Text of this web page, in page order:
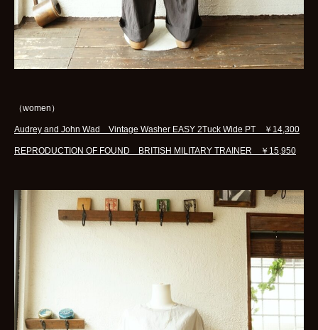
（women）
Audrey and John Wad Vintage Washer EASY 2Tuck Wide PT ￥14,300
REPRODUCTION OF FOUND BRITISH MILITARY TRAINER ￥15,950